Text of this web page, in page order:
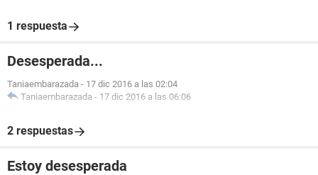
1 respuesta
Desesperada...
Taniaembarazada - 17 dic 2016 a las 02:04
Taniaembarazada - 17 dic 2016 a las 06:06
2 respuestas
Estoy desesperada